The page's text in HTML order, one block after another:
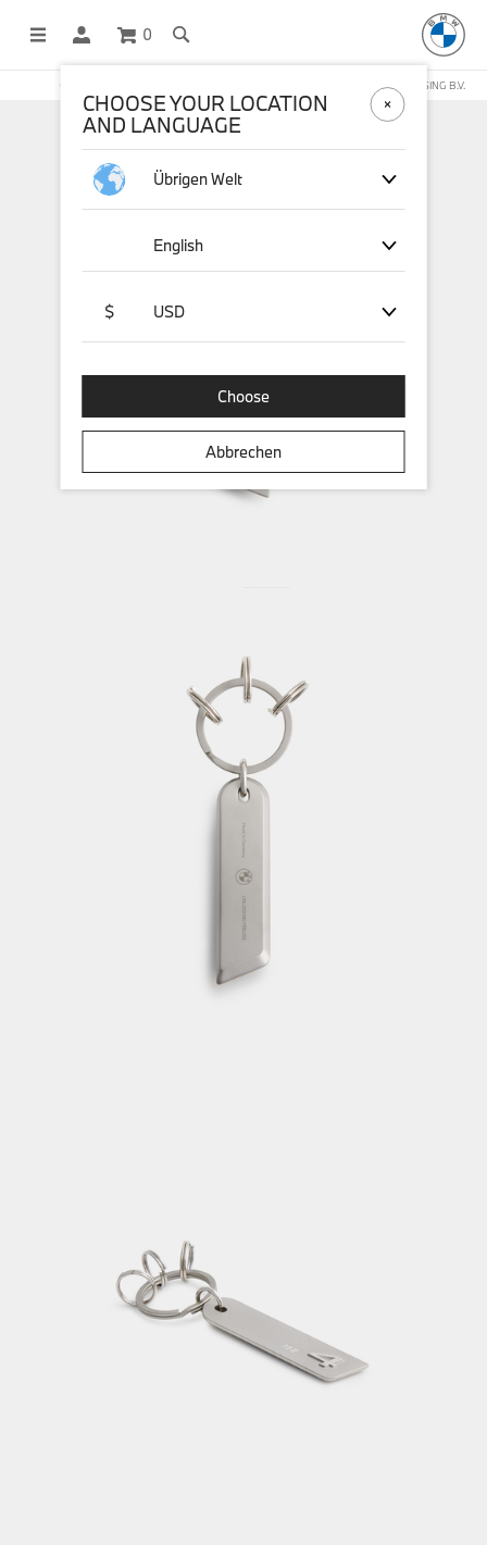
0
OFFICIAL BMW LIFESTYLE SHOP OPERATED BY STICHD SPORTMERCHANDISING B.V.
CHOOSE YOUR LOCATION
AND LANGUAGE
Übrigen Welt
English
$ USD
Choose
Abbrechen